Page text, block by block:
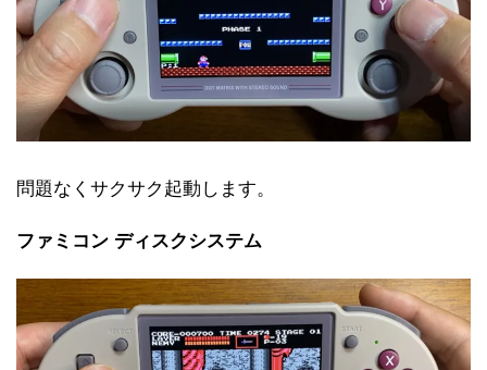
問題なくサクサク起動します。
ファミコン ディスクシステム